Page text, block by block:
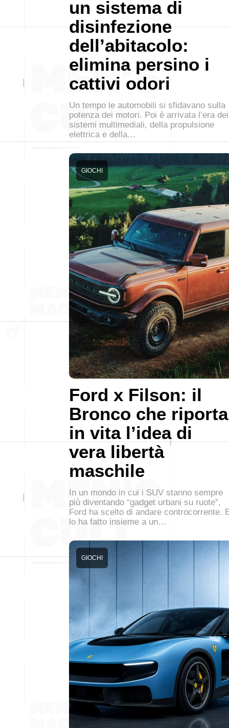
un sistema di
disinfezione
dell’abitacolo:
elimina persino i
cattivi odori
Un tempo le automobili si sfidavano sulla
potenza dei motori. Poi è arrivata l’era dei
sistemi multimediali, della propulsione
elettrica e della…
Ford x Filson: il
Bronco che riporta
in vita l’idea di
vera libertà
maschile
GIOCHI
In un mondo in cui i SUV stanno sempre
più diventando “gadget urbani su ruote”,
Ford ha scelto di andare controcorrente.
lo ha fatto insieme a un…
GIOCHI